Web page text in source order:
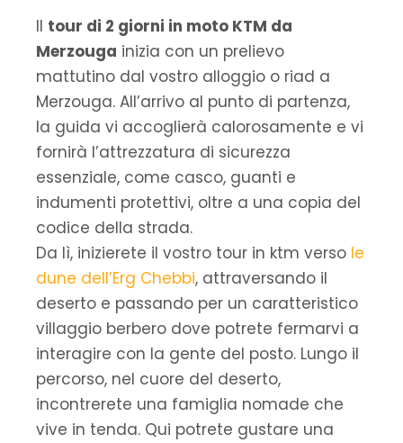
Il tour di 2 giorni in moto KTM da
Merzouga inizia con un prelievo
mattutino dal vostro alloggio o riad a
Merzouga. All’arrivo al punto di partenza,
la guida vi accoglierà calorosamente e vi
fornirà l’attrezzatura di sicurezza
essenziale, come casco, guanti e
indumenti protettivi, oltre a una copia del
codice della strada.
Da lì, inizierete il vostro tour in ktm verso le
dune dell’Erg Chebbi, attraversando il
deserto e passando per un caratteristico
villaggio berbero dove potrete fermarvi a
interagire con la gente del posto. Lungo il
percorso, nel cuore del deserto,
incontrerete una famiglia nomade che
vive in tenda. Qui potrete gustare una